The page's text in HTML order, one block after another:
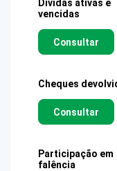
Dívidas ativas e
vencidas
Consultar
Cheques
Consultar
Participação em
falência